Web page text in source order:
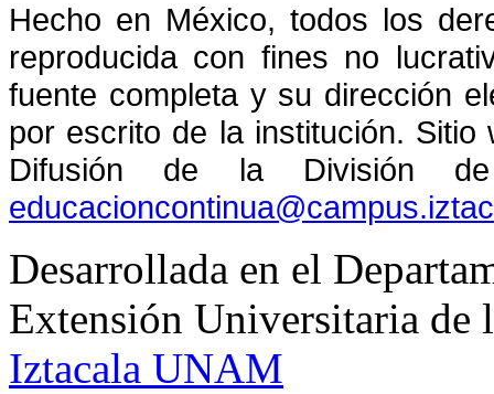
Hecho en México, todos los
reproducida con fines no
fuente completa y su dirección
por escrito de la institución.
Difusión de la División
Desarrollada en el
Extensión Universitaria
Iztacala UNAM